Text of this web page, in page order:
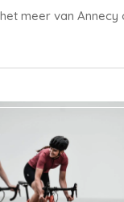
meer van Annecy